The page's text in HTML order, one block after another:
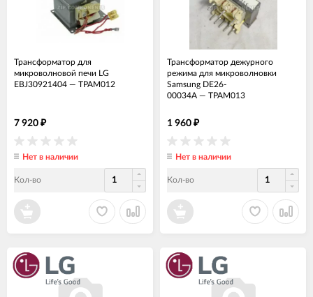
Трансформатор для
микроволновой печи LG
EBJ30921404 — ТРАМ012
7 920 ₽
Нет в наличии
Кол-во
Трансформатор дежурного
режима для микроволновки
Samsung DE26-
00034A — ТРАМ013
1 960 ₽
Нет в наличии
Кол-во